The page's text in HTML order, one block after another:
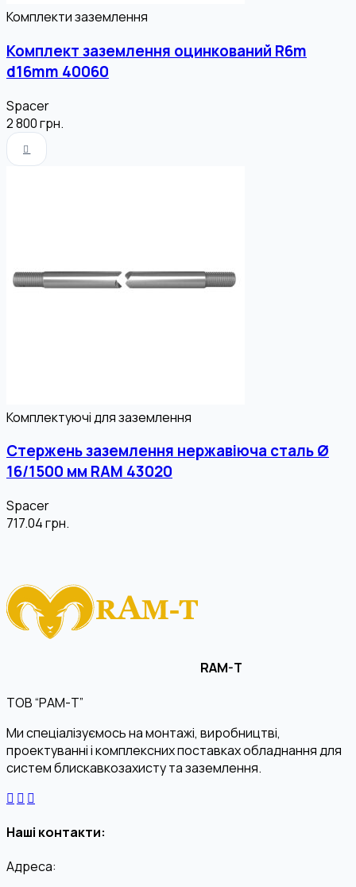
Комплекти заземлення
Комплект заземлення оцинкований R6m
d16mm 40060
Spacer
2 800грн.
Комплектуючі для заземлення
Стержень заземлення нержавіюча сталь Ø
16/1500 мм RAM 43020
Spacer
717.04грн.
RAM-T
ТОВ “РАМ-Т”
Ми спеціалізуємось на монтажі, виробництві,
проектуванні і комплексних поставках обладнання для
систем блискавкозахисту та заземлення.
Наші контакти:
Адреса: